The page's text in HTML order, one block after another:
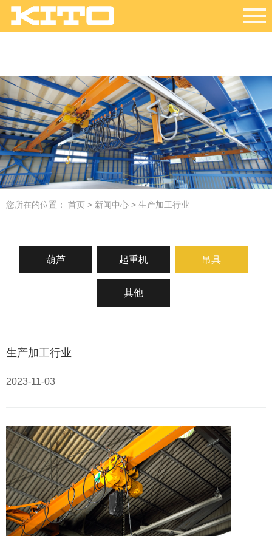
您所在的位置： 首页 > 新闻中心 > 生产加工行业
葫芦 起重机 吊具
其他
生产加工行业
2023-11-03